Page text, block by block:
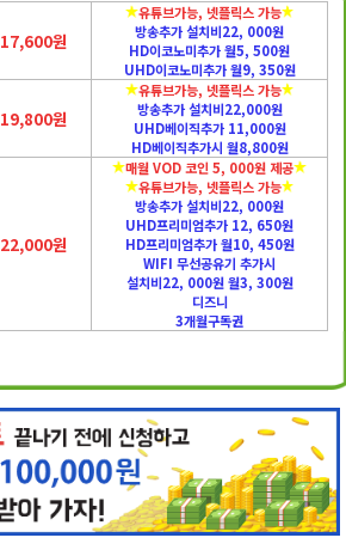
17,600원
유튜브가능, 넷플릭스 가능
방송추가 설치비22, 000원
HD이코노미추가 월5, 500원
UHD이코노미추가 월9, 350원
19,800원
유튜브가능, 넷플릭스 가능
방송추가 설치비22,000원
UHD베이직추가 11,000원
HD베이직추가시 월8,800원
22,000원
매월 VOD 코인 5, 000원 제공
유튜브가능, 넷플릭스 가능
방송추가 설치비22, 000원
UHD프리미엄추가 12, 650원
HD프리미엄추가 월10, 450원
WIFI 무선공유기 추가시
설치비22, 000원 월3, 300원
디즈니
3개월구독권